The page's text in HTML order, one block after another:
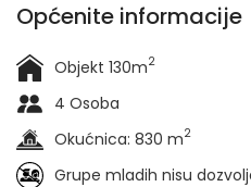
Općenite informacije
Objekt 130m2
4 Osoba
Okućnica: 830 m2
Grupe mladih nisu